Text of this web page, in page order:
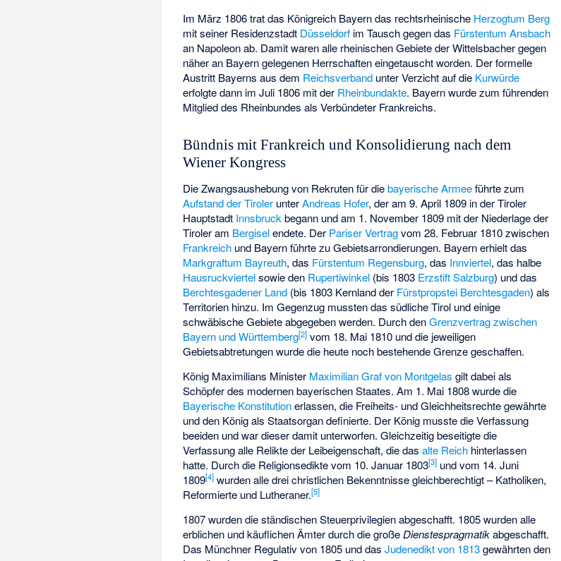
Im März 1806 trat das Königreich Bayern das rechtsrheinische Herzogtum Berg
mit seiner Residenzstadt Düsseldorf im Tausch gegen das Fürstentum Ansbach
an Napoleon ab. Damit waren alle rheinischen Gebiete der Wittelsbacher gegen
näher an Bayern gelegenen Herrschaften eingetauscht worden. Der formelle
Austritt Bayerns aus dem Reichsverband unter Verzicht auf die Kurwürde
erfolgte dann im Juli 1806 mit der Rheinbundakte. Bayern wurde zum führenden
Mitglied des Rheinbundes als Verbündeter Frankreichs.
Bündnis mit Frankreich und Konsolidierung nach dem
Wiener Kongress
Die Zwangsaushebung von Rekruten für diebayerische Armeeführte zum
Aufstand der Tiroler unterAndreas Hofer, der am 9. April 1809 in der Tiroler
Hauptstadt Innsbruckbegann und am 1. November 1809 mit der Niederlage der
Tiroler am Bergiselendete. Der Pariser Vertragvom 28. Februar 1810 zwischen
Frankreich und Bayern führte zu Gebietsarrondierungen. Bayern erhielt das
Markgraftum Bayreuth, das Fürstentum Regensburg, das Innviertel, das halbe
Hausruckviertelsowie den Rupertiwinkel (bis 1803 Erzstift Salzburg) und das
Berchtesgadener Land (bis 1803 Kernland der Fürstpropstei Berchtesgaden) als
Territorien hinzu. Im Gegenzug mussten das südliche Tirol und einige
schwäbische Gebiete abgegeben werden. Durch denGrenzvertrag zwischen
Bayern und Württemberg[2] vom 18. Mai 1810 und die jeweiligen
Gebietsabtretungen wurde die heute noch bestehende Grenze geschaffen.
König Maximilians Minister Maximilian Graf von Montgelas gilt dabei als
Schöpfer des modernen bayerischen Staates. Am 1. Mai 1808 wurde die
Bayerische Konstitutionerlassen, die Freiheits- und Gleichheitsrechte gewährte
und den König als Staatsorgan definierte. Der König musste die Verfassung
beeiden und war dieser damit unterworfen. Gleichzeitig beseitigte die
Verfassung alle Relikte der Leibeigenschaft, die dasalte Reich hinterlassen
hatte. Durch die Religionsedikte vom 10. Januar 1803[3] und vom 14. Juni
1809[4] wurden alle drei christlichen Bekenntnisse gleichberechtigt – Katholiken,
Reformierte und Lutheraner.[5]
1807 wurden die ständischen Steuerprivilegien abgeschafft. 1805 wurden alle
erblichen und käuflichen Ämter durch die großeDienstespragmatikabgeschafft.
Das Münchner Regulativ von 1805 und dasJudenedikt von 1813gewährten den